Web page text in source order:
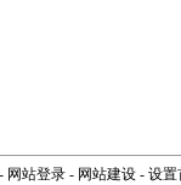
- 网站登录 - 网站建设 - 设置